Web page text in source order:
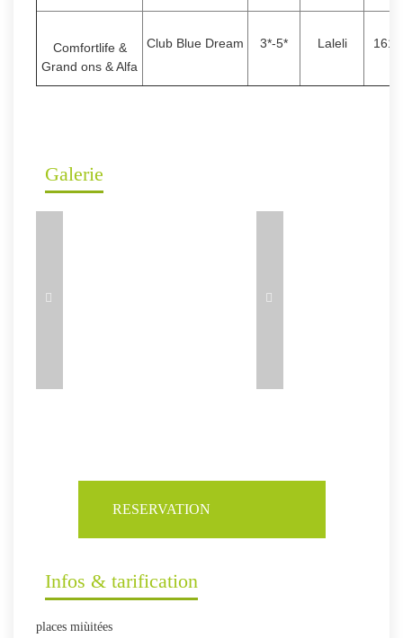
Comfortlife &
Grand ons & Alfa
Club Blue Dream 3*-5* Laleli
Galerie
RESERVATION
Infos & tarification
places miùitées